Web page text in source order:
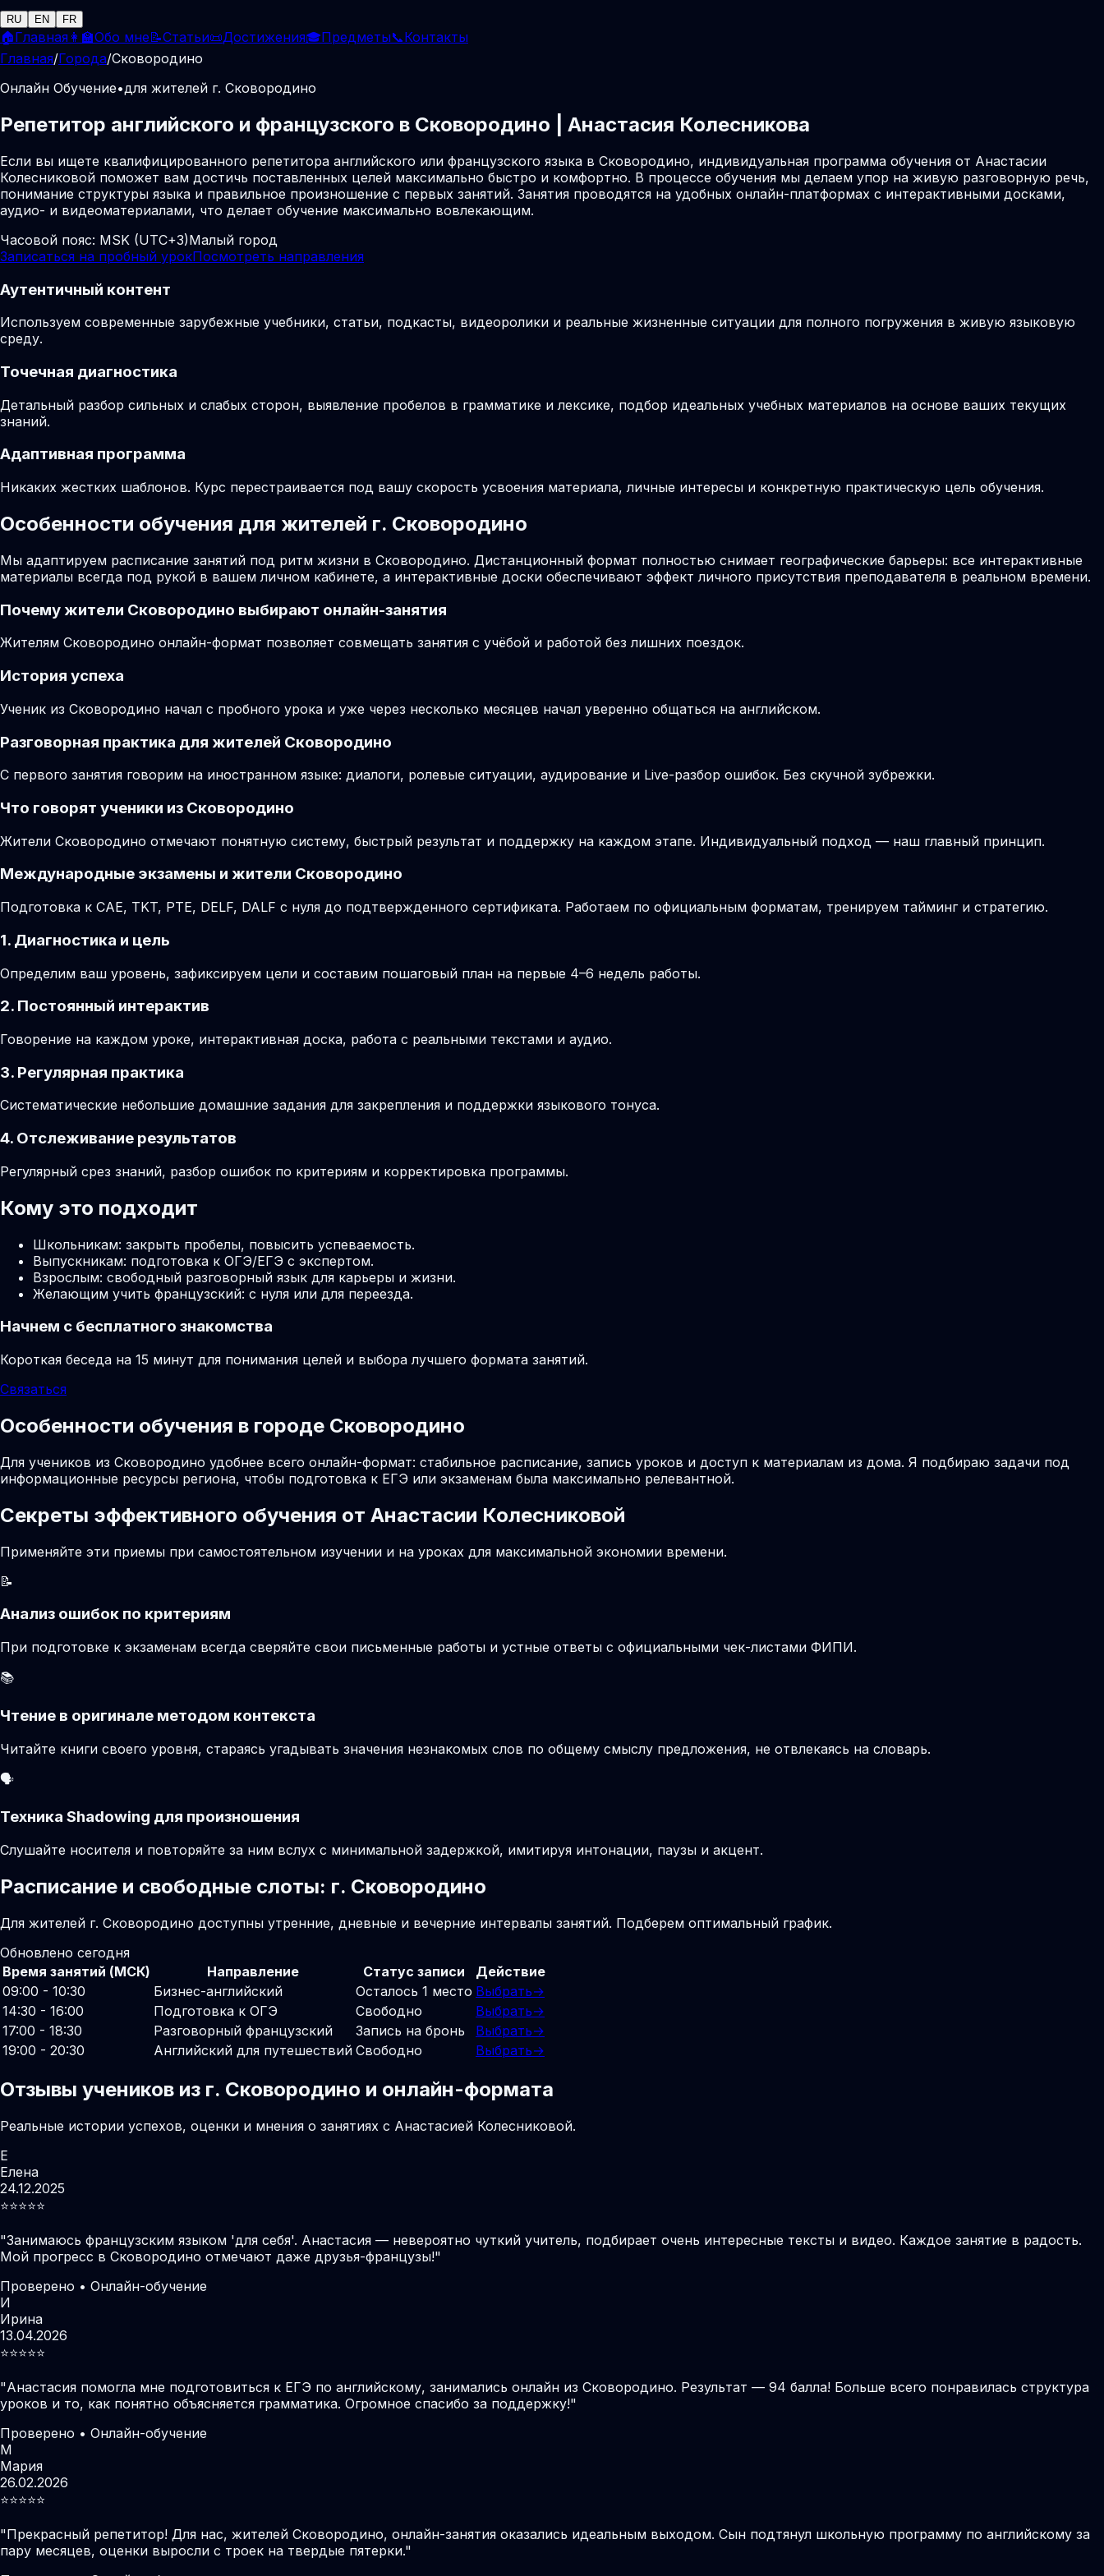
RU EN FR
🏠Главная 👩‍🏫Обо мне📝Статьи📜Достижения🎓Предметы📞Контакты
Главная/Города/Сковородино
Онлайн Обучение•для жителей г. Сковородино
Репетитор английского и французского в Сковородино | Анастасия Колесникова
Если вы ищете квалифицированного репетитора английского или французского языка в Сковородино, индивидуальная программа обучения от Анастасии
Колесниковой поможет вам достичь поставленных целей максимально быстро и комфортно. В процессе обучения мы делаем упор на живую разговорную речь,
понимание структуры языка и правильное произношение с первых занятий. Занятия проводятся на удобных онлайн-платформах с интерактивными досками,
аудио- и видеоматериалами, что делает обучение максимально вовлекающим.
Часовой пояс: MSK (UTC+3)Малый город
Записаться на пробный урокПосмотреть направления
Аутентичный контент
Используем современные зарубежные учебники, статьи, подкасты, видеоролики и реальные жизненные ситуации для полного погружения в живую языковую
среду.
Точечная диагностика
Детальный разбор сильных и слабых сторон, выявление пробелов в грамматике и лексике, подбор идеальных учебных материалов на основе ваших текущих
знаний.
Адаптивная программа
Никаких жестких шаблонов. Курс перестраивается под вашу скорость усвоения материала, личные интересы и конкретную практическую цель обучения.
Особенности обучения для жителей г. Сковородино
Мы адаптируем расписание занятий под ритм жизни в Сковородино. Дистанционный формат полностью снимает географические барьеры: все интерактивные
материалы всегда под рукой в вашем личном кабинете, а интерактивные доски обеспечивают эффект личного присутствия преподавателя в реальном времени.
Почему жители Сковородино выбирают онлайн-занятия
Жителям Сковородино онлайн-формат позволяет совмещать занятия с учёбой и работой без лишних поездок.
История успеха
Ученик из Сковородино начал с пробного урока и уже через несколько месяцев начал уверенно общаться на английском.
Разговорная практика для жителей Сковородино
С первого занятия говорим на иностранном языке: диалоги, ролевые ситуации, аудирование и Live-разбор ошибок. Без скучной зубрежки.
Что говорят ученики из Сковородино
Жители Сковородино отмечают понятную систему, быстрый результат и поддержку на каждом этапе. Индивидуальный подход — наш главный принцип.
Международные экзамены и жители Сковородино
Подготовка к CAE, TKT, PTE, DELF, DALF с нуля до подтвержденного сертификата. Работаем по официальным форматам, тренируем тайминг и стратегию.
1. Диагностика и цель
Определим ваш уровень, зафиксируем цели и составим пошаговый план на первые 4–6 недель работы.
2. Постоянный интерактив
Говорение на каждом уроке, интерактивная доска, работа с реальными текстами и аудио.
3. Регулярная практика
Систематические небольшие домашние задания для закрепления и поддержки языкового тонуса.
4. Отслеживание результатов
Регулярный срез знаний, разбор ошибок по критериям и корректировка программы.
Кому это подходит
Школьникам: закрыть пробелы, повысить успеваемость.
Выпускникам: подготовка к ОГЭ/ЕГЭ с экспертом.
Взрослым: свободный разговорный язык для карьеры и жизни.
Желающим учить французский: с нуля или для переезда.
Начнем с бесплатного знакомства
Короткая беседа на 15 минут для понимания целей и выбора лучшего формата занятий.
Связаться
Особенности обучения в городе Сковородино
Для учеников из Сковородино удобнее всего онлайн-формат: стабильное расписание, запись уроков и доступ к материалам из дома. Я подбираю задачи под
информационные ресурсы региона, чтобы подготовка к ЕГЭ или экзаменам была максимально релевантной.
Секреты эффективного обучения от Анастасии Колесниковой
Применяйте эти приемы при самостоятельном изучении и на уроках для максимальной экономии времени.
📝
Анализ ошибок по критериям
При подготовке к экзаменам всегда сверяйте свои письменные работы и устные ответы с официальными чек-листами ФИПИ.
📚
Чтение в оригинале методом контекста
Читайте книги своего уровня, стараясь угадывать значения незнакомых слов по общему смыслу предложения, не отвлекаясь на словарь.
🗣️
Техника Shadowing для произношения
Слушайте носителя и повторяйте за ним вслух с минимальной задержкой, имитируя интонации, паузы и акцент.
Расписание и свободные слоты: г. Сковородино
Для жителей г. Сковородино доступны утренние, дневные и вечерние интервалы занятий. Подберем оптимальный график.
Обновлено сегодня
Время занятий (МСК)
Направление Статус записи
Действие
09:00 - 10:30
Бизнес-английский Осталось 1 место Выбрать→
14:30 - 16:00
Подготовка к ОГЭ Свободно Выбрать→
17:00 - 18:30
Разговорный французский Запись на бронь Выбрать→
19:00 - 20:30
Английский для путешествий Свободно Выбрать→
Отзывы учеников из г. Сковородино и онлайн-формата
Реальные истории успехов, оценки и мнения о занятиях с Анастасией Колесниковой.
Е
Елена
24.12.2025
⭐️⭐️⭐️⭐️⭐️
"Занимаюсь французским языком 'для себя'. Анастасия — невероятно чуткий учитель, подбирает очень интересные тексты и видео. Каждое занятие в радость.
Мой прогресс в Сковородино отмечают даже друзья-французы!"
Проверено • Онлайн-обучение
И
Ирина
13.04.2026
⭐️⭐️⭐️⭐️⭐️
"Анастасия помогла мне подготовиться к ЕГЭ по английскому, занимались онлайн из Сковородино. Результат — 94 балла! Больше всего понравилась структура
уроков и то, как понятно объясняется грамматика. Огромное спасибо за поддержку!"
Проверено • Онлайн-обучение
М
Мария
26.02.2026
⭐️⭐️⭐️⭐️⭐️
"Прекрасный репетитор! Для нас, жителей Сковородино, онлайн-занятия оказались идеальным выходом. Сын подтянул школьную программу по английскому за
пару месяцев, оценки выросли с троек на твердые пятерки."